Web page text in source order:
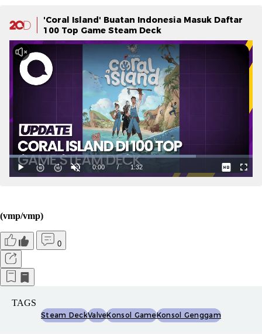
'Coral Island' Buatan Indonesia Masuk Daftar
100 Top Game Steam Deck
(vmp/vmp)
0
TAGS
Steam DeckValveKonsol GameKonsol Genggam